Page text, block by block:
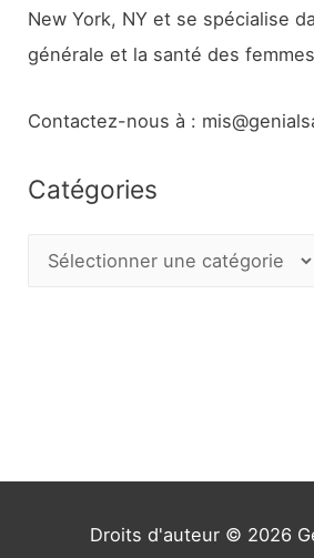
New York, NY et se spécialise
générale et la santé des
Contactez-nous à :
Catégories
Droits d'auteur © 2026